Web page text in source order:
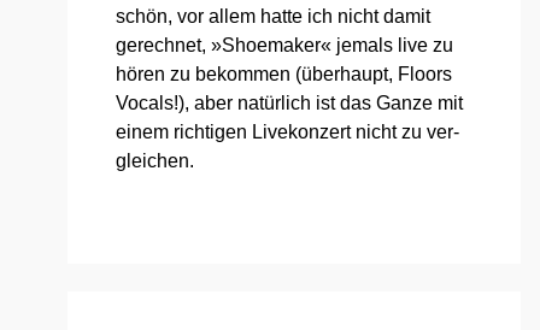
schön, vor allem hat­te ich nicht damit
gerech­net, »Shoe­ma­ker« jemals live zu
hören zu bekom­men (über­haupt, Flo­ors
Vocals!), aber natür­lich ist das Gan­ze mit
einem rich­ti­gen Live­kon­zert nicht zu ver­
glei­chen.